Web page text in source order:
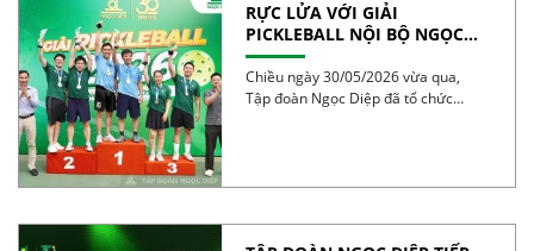
RỰC LỬA VỚI GIẢI
PICKLEBALL NỘI BỘ NGỌC
DIỆP 2026 – BÙNG NỔ TINH
THẦN 30 NĂM
Chiều ngày 30/05/2026 vừa qua,
Tập đoàn Ngọc Diệp đã tổ chức